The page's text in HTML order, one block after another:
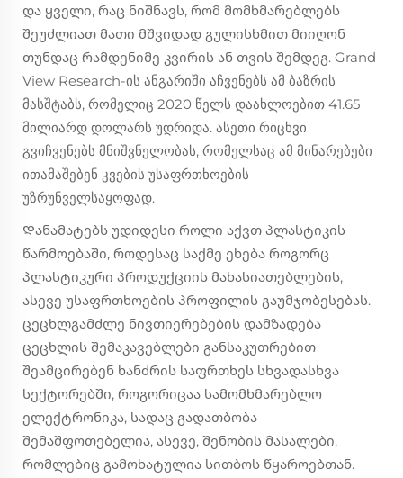
და ყველი, რაც ნიშნავს, რომ მომხმარებლებს
შეუძლიათ მათი მშვიდად გულისხმით მიიღონ
თუნდაც რამდენიმე კვირის ან თვის შემდეგ. Grand
View Research-ის ანგარიში აჩვენებს ამ ბაზრის
მასშტაბს, რომელიც 2020 წელს დაახლოებით 41.65
მილიარდ დოლარს უდრიდა. ასეთი რიცხვი
გვიჩვენებს მნიშვნელობას, რომელსაც ამ მინარებები
ითამაშებენ კვების უსაფრთხოების
უზრუნველსაყოფად.
Დანამატებს უდიდესი როლი აქვთ პლასტიკის
წარმოებაში, როდესაც საქმე ეხება როგორც
პლასტიკური პროდუქციის მახასიათებლების,
ასევე უსაფრთხოების პროფილის გაუმჯობესებას.
ცეცხლგამძლე ნივთიერებების დამზადება
ცეცხლის შემაკავებლები განსაკუთრებით
შეამცირებენ ხანძრის საფრთხეს სხვადასხვა
სექტორებში, როგორიცაა სამომხმარებლო
ელექტრონიკა, სადაც გადათბობა
შემაშფოთებელია, ასევე, შენობის მასალები,
რომლებიც გამოხატულია სითბოს წყაროებთან.